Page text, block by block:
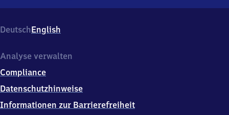
Rappenau,
Bahnhofstraße
7
9
0
Bad
DeutschEnglish
Analyse verwalten
Compliance
Datenschutzhinweise
Informationen zur Barrierefreiheit